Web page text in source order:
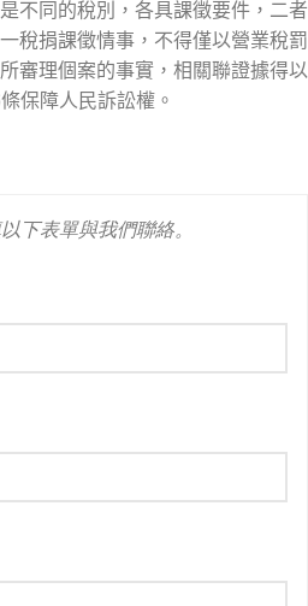
不同的稅別，各具課徵要件，二者
稅捐課徵情事，不得僅以營業稅罰
審理個案的事實，相關聯證據得以
保障人民訴訟權。
下表單與我們聯絡。